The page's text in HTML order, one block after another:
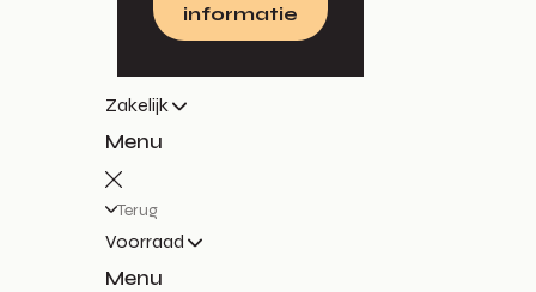
informatie
Zakelijk
Menu
Terug
Voorraad
Menu